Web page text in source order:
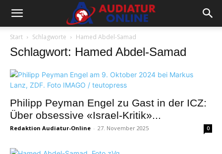
Start Schlagworte Hamed Abdel-Samad
Schlagwort: Hamed Abdel-Samad
Philipp Peyman Engel zu Gast in der ICZ:
Über obsessive «Israel-Kritik»...
Redaktion Audiatur-Online - 27. November 2025 0